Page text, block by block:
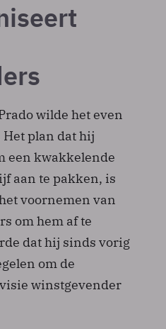
wilde het even
plan dat hij
een kwakkelende
aan te pakken, is
voornemen van
om hem af te
dat hij sinds vorig
om de
winstgevender